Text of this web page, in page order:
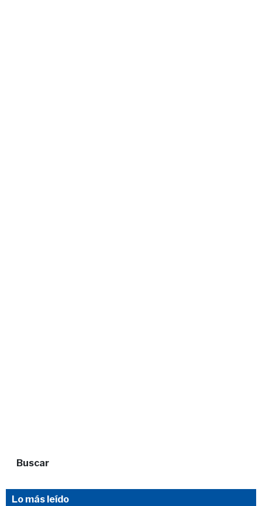
Buscar
Lo más leído